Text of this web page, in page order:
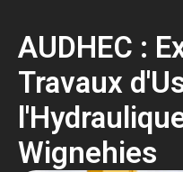
AUDHEC :
Travaux
Wignehies